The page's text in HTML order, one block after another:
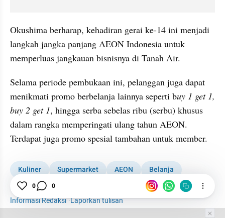
Okushima berharap, kehadiran gerai ke-14 ini menjadi
langkah jangka panjang AEON Indonesia untuk
memperluas jangkauan bisnisnya di Tanah Air.
Selama periode pembukaan ini, pelanggan juga dapat
menikmati promo berbelanja lainnya seperti buy 1 get 1,
buy 2 get 1, hingga serba sebelas ribu (serbu) khusus
dalam rangka memperingati ulang tahun AEON.
Terdapat juga promo spesial tambahan untuk member.
Kuliner Supermarket AEON
Belanja
Street Food
Informasi Redaksi·Laporkan tulisan
0 0